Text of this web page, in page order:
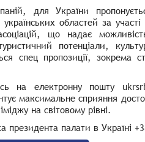
для України
областей за участi
що надає
потенціали,
спец пропозиції, зокрема
на електронну пошту
максимальне сприяння
на світовому рівні.
президента палати в Україні